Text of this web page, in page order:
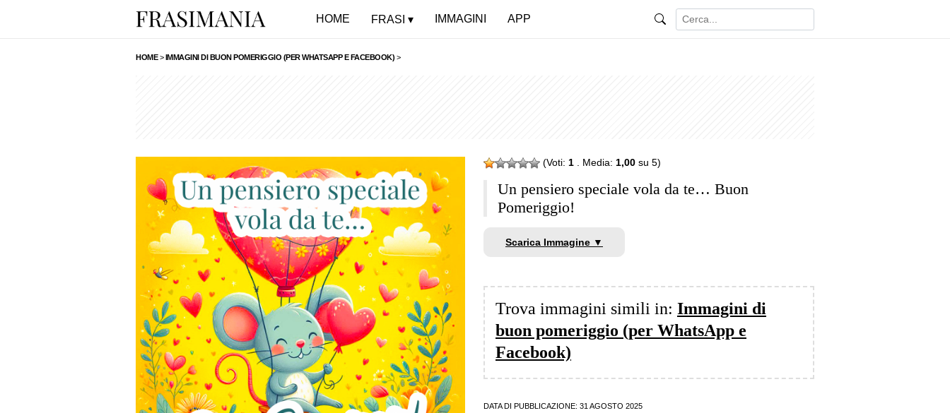
HOME FRASI IMMAGINI APP
HOME>IMMAGINI DI BUON POMERIGGIO (PER WHATSAPP E FACEBOOK) >
(Voti: 1 . Media: 1,00 su 5)
Un pensiero speciale vola da te… Buon
Pomeriggio!
Scarica Immagine ▼
Trova immagini simili in: Immagini di
buon pomeriggio (per WhatsApp e
Facebook)
DATA DI PUBBLICAZIONE: 31 AGOSTO 2025